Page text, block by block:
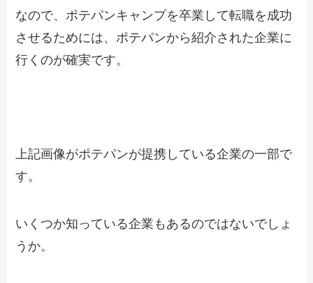
なので、ポテパンキャンプを卒業して転職を成功
させるためには、ポテパンから紹介された企業に
行くのが確実です。
上記画像がポテパンが提携している企業の一部で
す。
いくつか知っている企業もあるのではないでしょ
うか。